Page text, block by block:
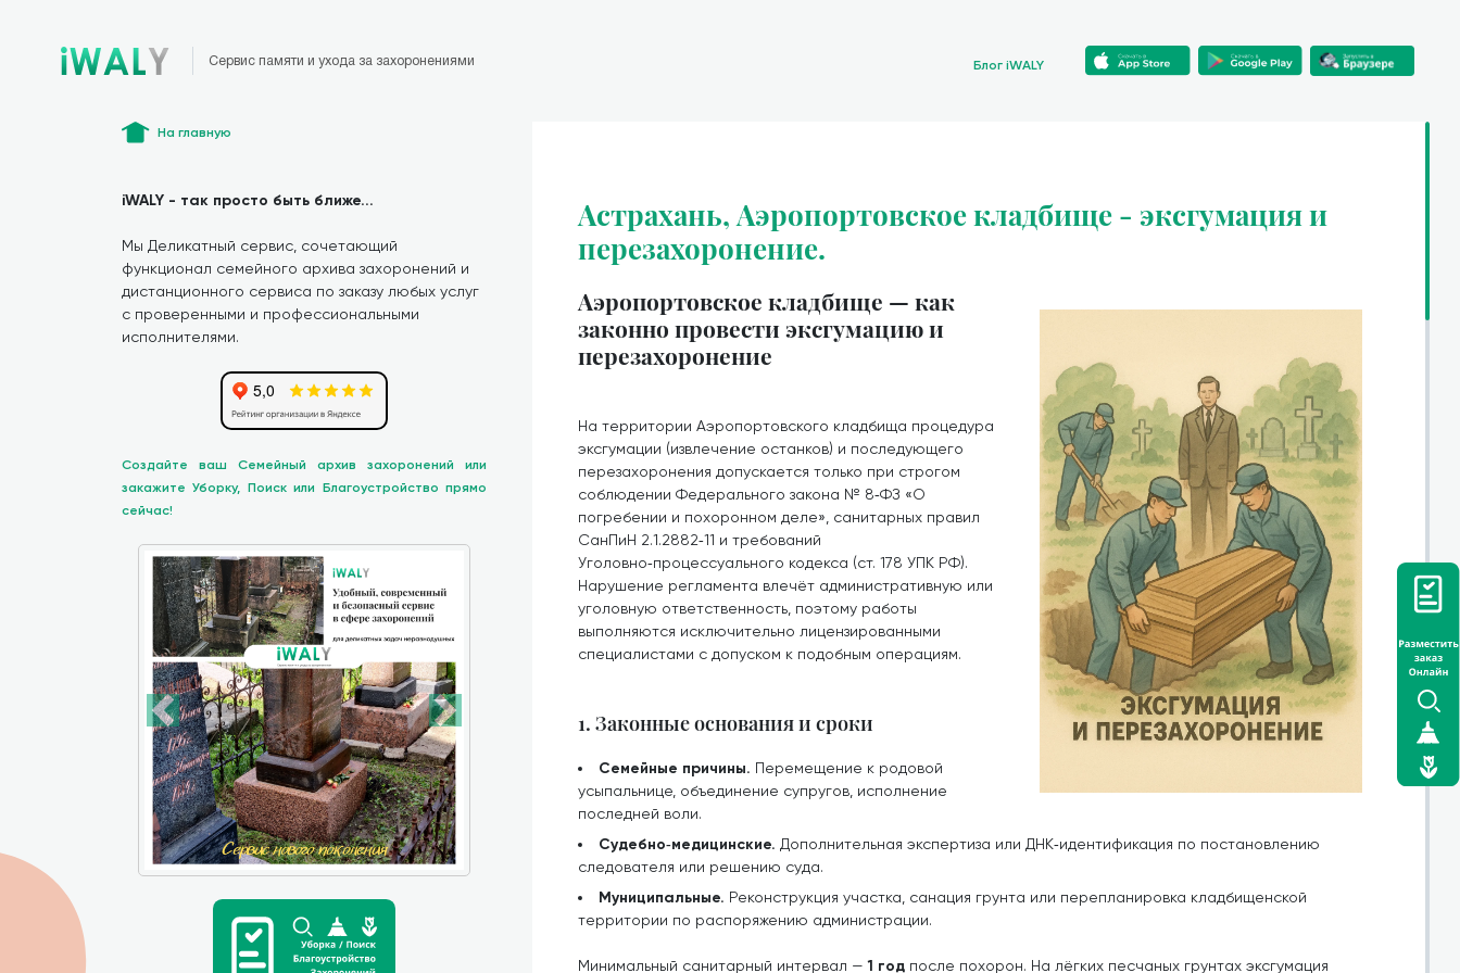
Сервис памяти и ухода за захоронениями Блог iWALY
На главную
iWALY - так просто быть ближе...
Мы Деликатный сервис, сочетающий
функционал семейного архива захоронений и
дистанционного сервиса по заказу любых услуг
с проверенными и профессиональными
исполнителями.
Создайте ваш Семейный архив захоронений или
закажите Уборку, Поиск или Благоустройство прямо
сейчас!
Астрахань, Аэропортовское кладбище - эксгумация и
перезахоронение.
Аэропортовское кладбище — как
законно провести эксгумацию и
перезахоронение
На территории Аэропортовского кладбища процедура
эксгумации (извлечение останков) и последующего
перезахоронения допускается только при строгом
соблюдении Федерального закона № 8‑ФЗ «О
погребении и похоронном деле», санитарных правил
СанПиН 2.1.2882‑11 и требований
Уголовно‑процессуального кодекса (ст. 178 УПК РФ).
Нарушение регламента влечёт административную или
уголовную ответственность, поэтому работы
выполняются исключительно лицензированными
специалистами с допуском к подобным операциям.
1. Законные основания и сроки
Семейные причины. Перемещение к родовой
усыпальнице, объединение супругов, исполнение
последней воли.
Судебно‑медицинские. Дополнительная экспертиза или ДНК‑идентификация по постановлению
следователя или решению суда.
Муниципальные. Реконструкция участка, санация грунта или перепланировка кладбищенской
территории по распоряжению администрации.
Минимальный санитарный интервал —1 год после похорон. На лёгких песчаных грунтах эксгумация